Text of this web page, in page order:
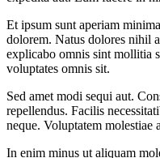
Et ipsum sunt aperiam
dolorem. Natus dolores nihil
explicabo omnis sint mollitia
voluptates omnis sit.
Sed amet modi sequi aut.
repellendus. Facilis
neque. Voluptatem molestiae
In enim minus ut aliquam